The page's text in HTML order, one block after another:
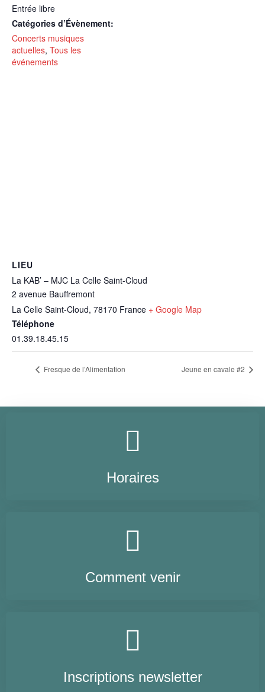
Entrée libre
Catégories d’Évènement:
Concerts musiques
actuelles, Tous les
événements
LIEU
La KAB’ – MJC La Celle Saint-Cloud
2 avenue Bauffremont
La Celle Saint-Cloud, 78170 France + Google Map
Téléphone
01.39.18.45.15
Fresque de l’Alimentation Jeune en cavale #2
Horaires
Comment venir
Inscriptions newsletter